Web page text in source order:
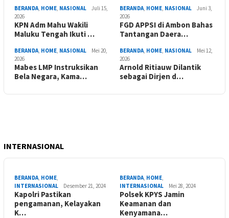
BERANDA HOME NASIONAL
Juli 15,
2026
KPN Adm Mahu Wakili
Maluku Tengah Ikuti …
BERANDA HOME NASIONAL
Juni 3,
2026
FGD APPSI di Ambon Bahas
Tantangan Daera…
BERANDA HOME NASIONAL
Mei 20,
2026
Mabes LMP Instruksikan
Bela Negara, Kama…
BERANDA HOME NASIONAL
Mei 12,
2026
Arnold Ritiauw Dilantik
sebagai Dirjen d…
INTERNASIONAL
BERANDA HOME
INTERNASIONAL
Desember 21, 2024
Kapolri Pastikan
pengamanan, Kelayakan
K…
BERANDA HOME
INTERNASIONAL
Mei 28, 2024
Polsek KPYS Jamin
Keamanan dan
Kenyamana…